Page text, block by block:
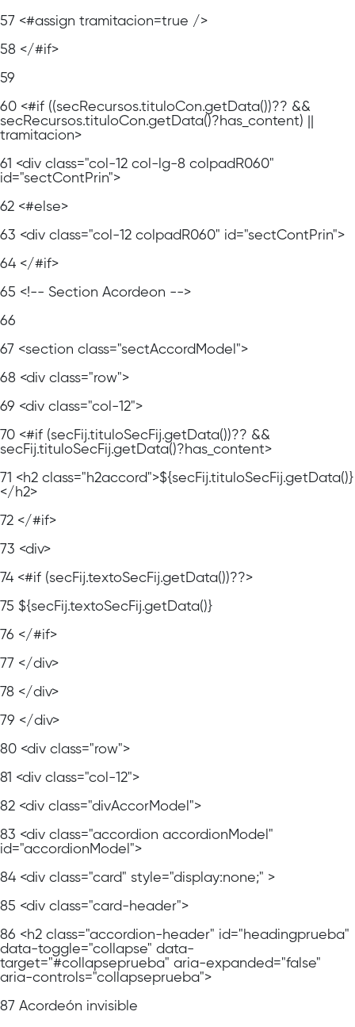
57 <#assign tramitacion=true />
58 </#if>
59
60 <#if ((secRecursos.tituloCon.getData())?? &&
secRecursos.tituloCon.getData()?has_content) ||
tramitacion>
61 <div class="col-12 col-lg-8 colpadR060"
id="sectContPrin">
62 <#else>
63 <div class="col-12 colpadR060" id="sectContPrin">
64 </#if>
65 <!-- Section Acordeon -->
66
67 <section class="sectAccordModel">
68 <div class="row">
69 <div class="col-12">
70 <#if (secFij.tituloSecFij.getData())?? &&
secFij.tituloSecFij.getData()?has_content>
71 <h2 class="h2accord">${secFij.tituloSecFij.getData()}
</h2>
72 </#if>
73 <div>
74 <#if (secFij.textoSecFij.getData())??>
75 ${secFij.textoSecFij.getData()}
76 </#if>
77 </div>
78 </div>
79 </div>
80 <div class="row">
81 <div class="col-12">
82 <div class="divAccorModel">
83 <div class="accordion accordionModel"
id="accordionModel">
84 <div class="card" style="display:none;" >
85 <div class="card-header">
86 <h2 class="accordion-header" id="headingprueba"
data-toggle="collapse" data-
target="#collapseprueba" aria-expanded="false"
aria-controls="collapseprueba">
87 Acordeón invisible